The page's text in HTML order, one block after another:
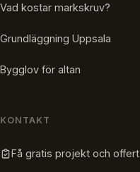
Vad kostar markskruv?
Grundläggning Uppsala
Bygglov för altan
KONTAKT
Få gratis projekt och offert